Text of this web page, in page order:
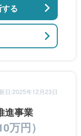
る
日:2025年12月23日
進事業
万円）